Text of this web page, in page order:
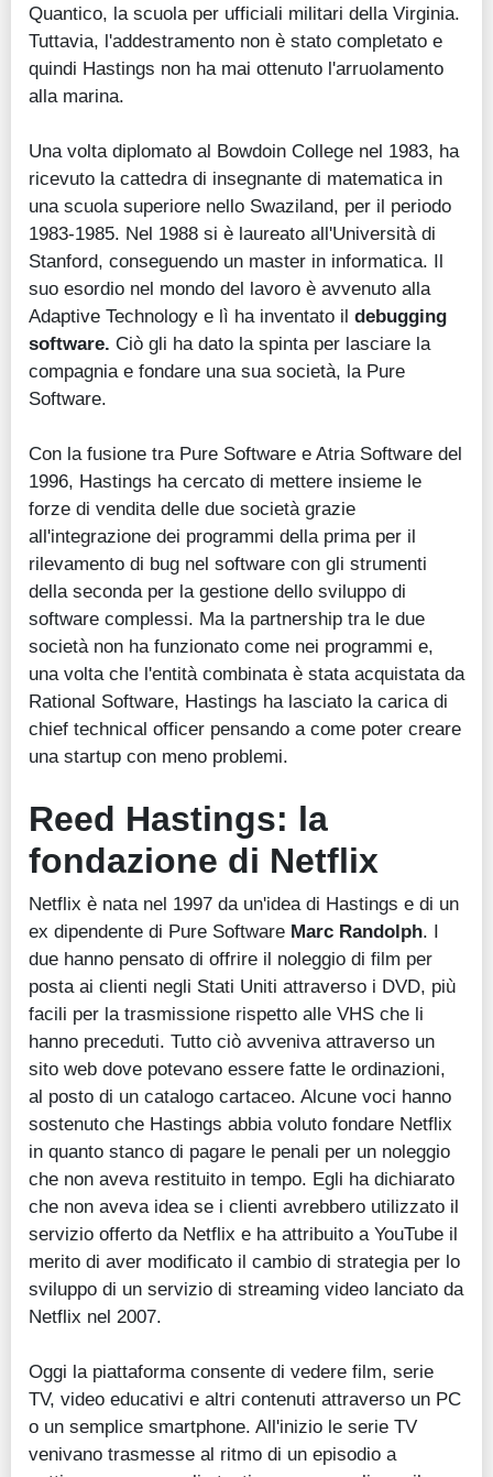
Quantico, la scuola per ufficiali militari della Virginia.
Tuttavia, l'addestramento non è stato completato e
quindi Hastings non ha mai ottenuto l'arruolamento
alla marina.
Una volta diplomato al Bowdoin College nel 1983, ha
ricevuto la cattedra di insegnante di matematica in
una scuola superiore nello Swaziland, per il periodo
1983-1985. Nel 1988 si è laureato all'Università di
Stanford, conseguendo un master in informatica. Il
suo esordio nel mondo del lavoro è avvenuto alla
Adaptive Technology e lì ha inventato il debugging
software. Ciò gli ha dato la spinta per lasciare la
compagnia e fondare una sua società, la Pure
Software.
Con la fusione tra Pure Software e Atria Software del
1996, Hastings ha cercato di mettere insieme le
forze di vendita delle due società grazie
all'integrazione dei programmi della prima per il
rilevamento di bug nel software con gli strumenti
della seconda per la gestione dello sviluppo di
software complessi. Ma la partnership tra le due
società non ha funzionato come nei programmi e,
una volta che l'entità combinata è stata acquistata da
Rational Software, Hastings ha lasciato la carica di
chief technical officer pensando a come poter creare
una startup con meno problemi.
Reed Hastings: la
fondazione di Netflix
Netflix è nata nel 1997 da un'idea di Hastings e di un
ex dipendente di Pure Software Marc Randolph. I
due hanno pensato di offrire il noleggio di film per
posta ai clienti negli Stati Uniti attraverso i DVD, più
facili per la trasmissione rispetto alle VHS che li
hanno preceduti. Tutto ciò avveniva attraverso un
sito web dove potevano essere fatte le ordinazioni,
al posto di un catalogo cartaceo. Alcune voci hanno
sostenuto che Hastings abbia voluto fondare Netflix
in quanto stanco di pagare le penali per un noleggio
che non aveva restituito in tempo. Egli ha dichiarato
che non aveva idea se i clienti avrebbero utilizzato il
servizio offerto da Netflix e ha attribuito a YouTube il
merito di aver modificato il cambio di strategia per lo
sviluppo di un servizio di streaming video lanciato da
Netflix nel 2007.
Oggi la piattaforma consente di vedere film, serie
TV, video educativi e altri contenuti attraverso un PC
o un semplice smartphone. All'inizio le serie TV
venivano trasmesse al ritmo di un episodio a